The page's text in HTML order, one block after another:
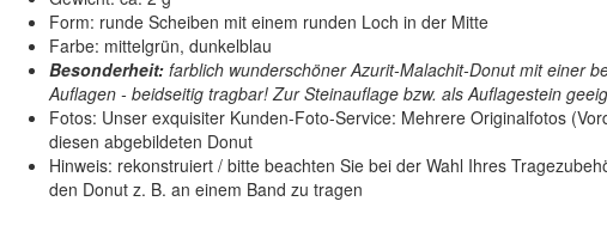
Form: runde Scheiben mit einem runden Loch in der Mitte
Farbe: mittelgrün, dunkelblau
Besonderheit:farblich wunderschöner Azurit-Malachit-Donut mit einer
Auflagen - beidseitig tragbar! Zur Steinauflage bzw. als Auflagestein
Fotos: Unser exquisiter Kunden-Foto-Service: Mehrere Originalfotos
diesen abgebildeten Donut
Hinweis: rekonstruiert / bitte beachten Sie bei der Wahl Ihres
den Donut z. B. an einem Band zu tragen